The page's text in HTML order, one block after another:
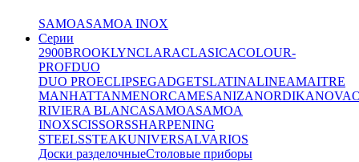
SAMOASAMOA INOX
Серии
2900BROOKLYNCLARACLASICACOLOUR-
PROFDUO
DUO PROECLIPSEGADGETSLATINALINEAMAITRE
MANHATTANMENORCAMESANIZANORDIKANOVA
RIVIERA BLANCASAMOASAMOA
INOXSCISSORSSHARPENING
STEELSSTEAKUNIVERSALVARIOS
Доски разделочныеСтоловые приборы